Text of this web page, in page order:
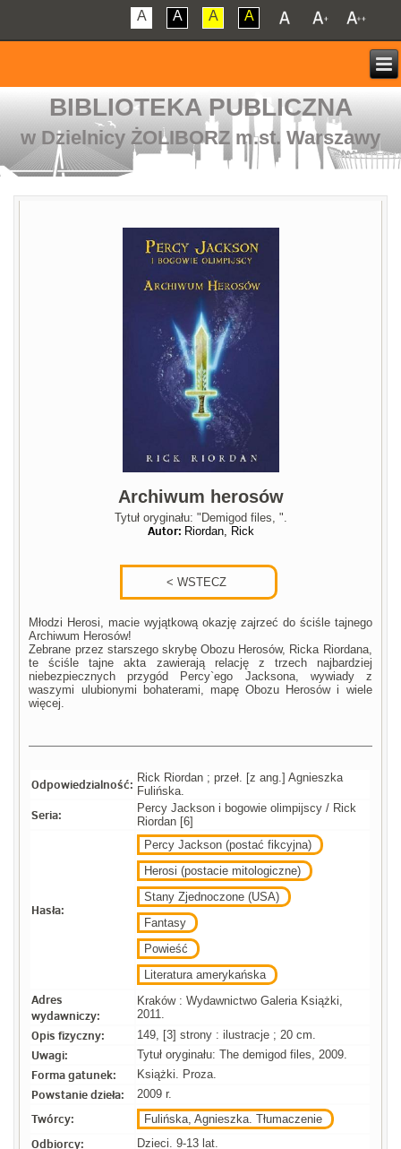
A A A A
BIBLIOTEKA PUBLICZNA
w Dzielnicy ŻOLIBORZ m.st. Warszawy
Archiwum herosów
Tytuł oryginału: "Demigod files, ".
Autor: Riordan, Rick
Młodzi Herosi, macie wyjątkową okazję zajrzeć do ściśle tajnego
Archiwum Herosów!
Zebrane przez starszego skrybę Obozu Herosów, Ricka Riordana,
te ściśle tajne akta zawierają relację z trzech najbardziej
niebezpiecznych przygód Percy`ego Jacksona, wywiady z
waszymi ulubionymi bohaterami, mapę Obozu Herosów i wiele
więcej.
Odpowiedzialność: Rick Riordan ; przeł. [z ang.] Agnieszka
Fulińska.
Seria:
Percy Jackson i bogowie olimpijscy / Rick
Riordan [6]
Hasła:
Percy Jackson (postać fikcyjna)
Herosi (postacie mitologiczne)
Stany Zjednoczone (USA)
Fantasy
Powieść
Literatura amerykańska
Adres
wydawniczy:
Kraków : Wydawnictwo Galeria Książki,
2011.
Opis fizyczny: 149, [3] strony : ilustracje ; 20 cm.
Uwagi: Tytuł oryginału: The demigod files, 2009.
Forma gatunek: Książki. Proza.
Powstanie dzieła: 2009 r.
Twórcy: Fulińska, Agnieszka. Tłumaczenie
Odbiorcy: Dzieci. 9-13 lat.